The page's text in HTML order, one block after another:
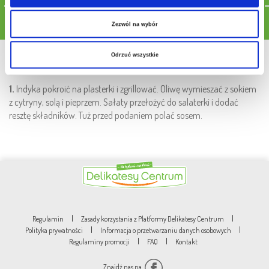
Zezwól na wybór
Odrzuć wszystkie
Sposób przygotowania
1. Indyka pokroić na plasterki i zgrillować. Oliwę wymieszać z sokiem
z cytryny, solą i pieprzem. Sałaty przełożyć do salaterki i dodać
resztę składników. Tuż przed podaniem polać sosem.
Regulamin | Zasady korzystania z Platformy Delikatesy Centrum |
Polityka prywatności | Informacja o przetwarzaniu danych osobowych |
Regulaminy promocji | FAQ | Kontakt
Znajdź nas na